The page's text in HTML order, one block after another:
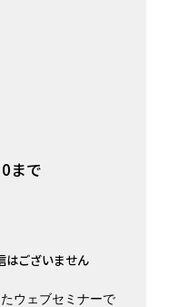
まで
はございません
ウェブセミナーで